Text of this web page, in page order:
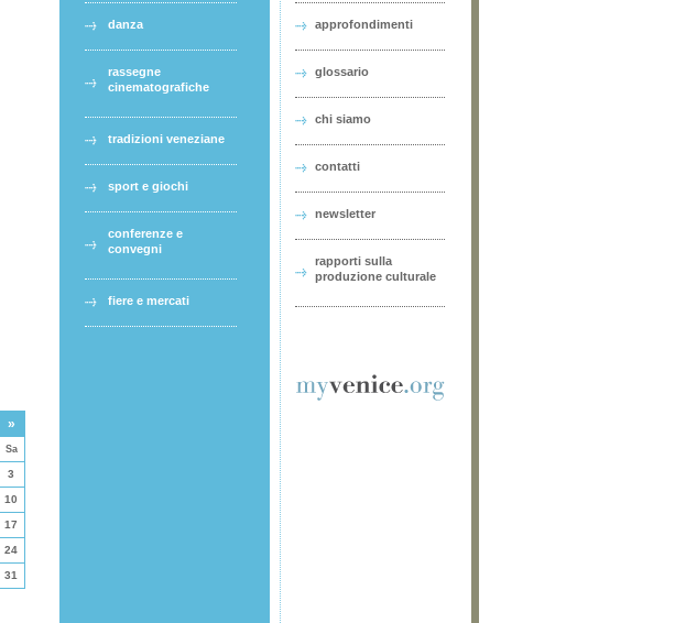
»
Sa
3
10
17
24
31
danza
rassegne
cinematografiche
tradizioni veneziane
sport e giochi
conferenze e
convegni
fiere e mercati
approfondimenti
glossario
chi siamo
contatti
newsletter
rapporti sulla
produzione culturale